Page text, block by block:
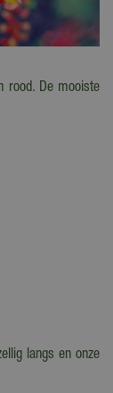
rood. De mooiste
langs en onze